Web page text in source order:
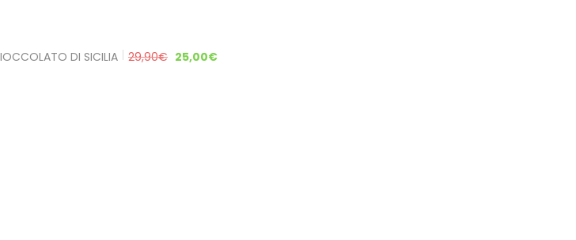
DI SICILIA 29,90€ 25,00€